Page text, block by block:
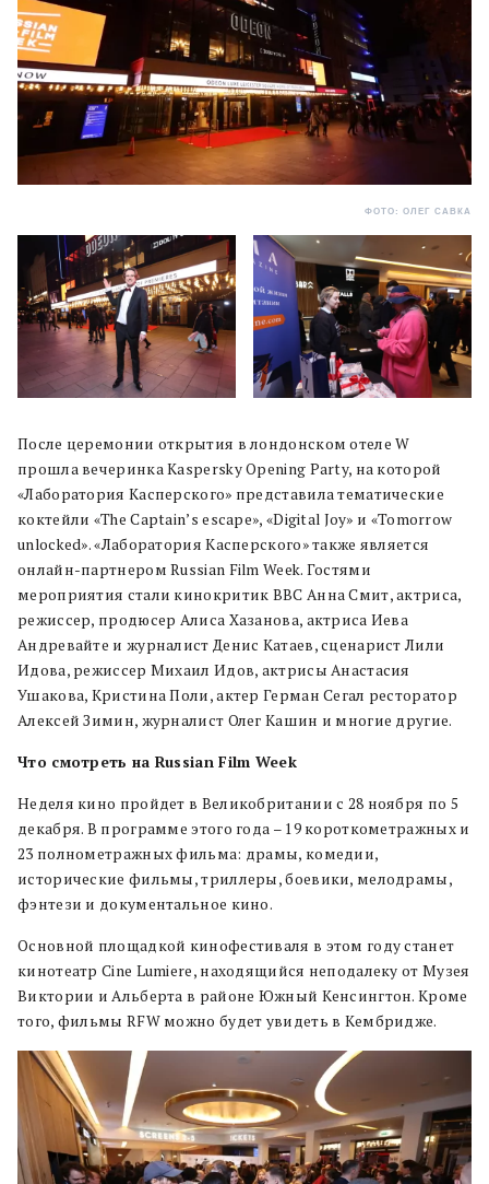
ФОТО: ОЛЕГ САВКА
После церемонии открытия в лондонском отеле W
прошла вечеринка Kaspersky Opening Party, на которой
«Лаборатория Касперского» представила тематические
коктейли «The Captain’s escape», «Digital Joy» и «Tomorrow
unlocked». «Лаборатория Касперского» также является
онлайн-партнером Russian Film Week. Гостями
мероприятия стали кинокритик BBC Анна Смит, актриса,
режиссер, продюсер Алиса Хазанова, актриса Иева
Андревайте и журналист Денис Катаев, сценарист Лили
Идова, режиссер Михаил Идов, актрисы Анастасия
Ушакова, Кристина Поли, актер Герман Сегал ресторатор
Алексей Зимин, журналист Олег Кашин и многие другие.
Что смотреть на Russian Film Week
Неделя кино пройдет в Великобритании с 28 ноября по 5
декабря. В программе этого года – 19 короткометражных и
23 полнометражных фильма: драмы, комедии,
исторические фильмы, триллеры, боевики, мелодрамы,
фэнтези и документальное кино.
Основной площадкой кинофестиваля в этом году станет
кинотеатр Cine Lumiere, находящийся неподалеку от Музея
Виктории и Альберта в районе Южный Кенсингтон. Кроме
того, фильмы RFW можно будет увидеть в Кембридже.